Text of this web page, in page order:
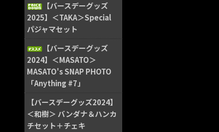
【バースデーグッズ
2025】＜TAKA＞Special
パジャマセット
【バースデーグッズ
2024】＜MASATO＞
MASATO's SNAP PHOTO
「Anything #7」
【バースデーグッズ2024】
＜和樹＞ バンダナ＆ハンカ
チセット＋チェキ